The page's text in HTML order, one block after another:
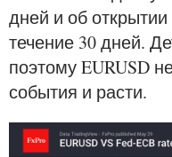
дней и об
течение 30 дней.
поэтому EURUSD
события и расти.